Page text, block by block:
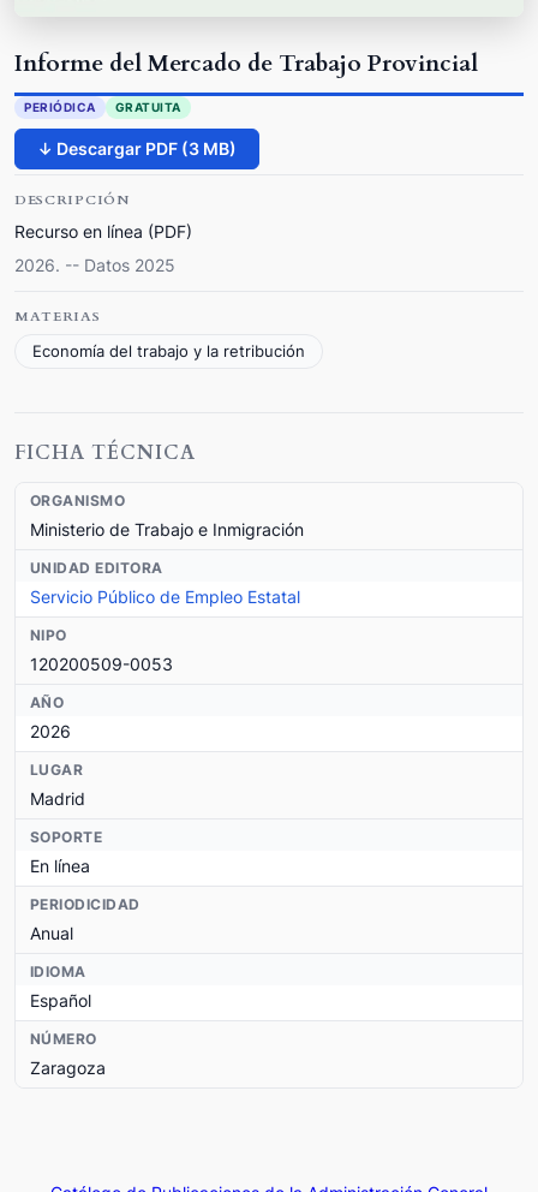
Informe del Mercado de Trabajo Provincial
PERIÓDICA GRATUITA
↓ Descargar PDF (3 MB)
DESCRIPCIÓN
Recurso en línea (PDF)
2026. -- Datos 2025
MATERIAS
Economía del trabajo y la retribución
FICHA TÉCNICA
ORGANISMO
Ministerio de Trabajo e Inmigración
UNIDAD EDITORA
Servicio Público de Empleo Estatal
NIPO
120200509-0053
AÑO
2026
LUGAR
Madrid
SOPORTE
En línea
PERIODICIDAD
Anual
IDIOMA
Español
NÚMERO
Zaragoza